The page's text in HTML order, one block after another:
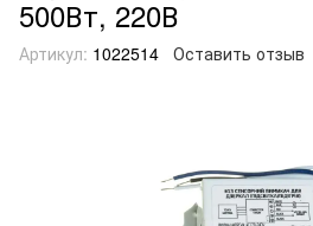
500Вт, 220В
Артикул: 1022514 Оставить отзыв